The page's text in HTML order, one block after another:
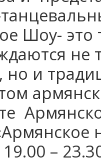
Шоу- это
не
но и
–